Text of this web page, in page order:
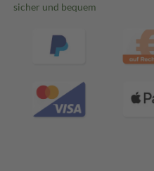
sicher und bequem